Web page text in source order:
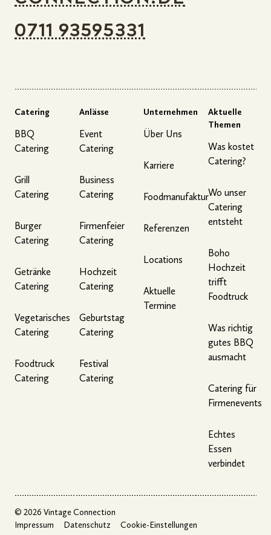
0711 93595331
Catering
BBQ
Catering
Grill
Catering
Burger
Catering
Getränke
Catering
Vegetarisches
Catering
Foodtruck
Catering
Anlässe
Event
Catering
Business
Catering
Firmenfeier
Catering
Hochzeit
Catering
Geburtstag
Catering
Festival
Catering
Unternehmen
Über Uns
Karriere
Foodmanufaktur
Referenzen
Locations
Aktuelle
Termine
Aktuelle
Themen
Was kostet
Catering?
Wo unser
Catering
entsteht
Boho
Hochzeit
trifft
Foodtruck
Was richtig
gutes BBQ
ausmacht
Catering für
Firmenevents
Echtes
Essen
verbindet
© 2026 Vintage Connection
Impressum
Datenschutz Cookie-Einstellungen